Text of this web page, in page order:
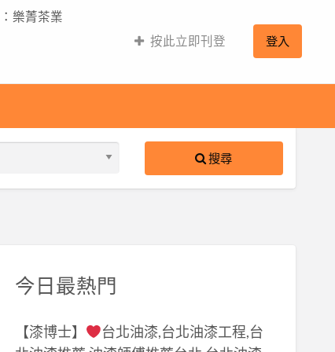
：樂菁茶業
按此立即刊登 登入
搜尋
今日最熱門
【漆博士】
台北油漆,台北油漆工程,台